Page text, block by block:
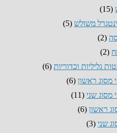
(15)
משולש (5)
(2)
(2)
גליליות וכדוריות (6)
מסוג ראשון (6)
מסוג שני (11)
ראשון (6)
שני (3)